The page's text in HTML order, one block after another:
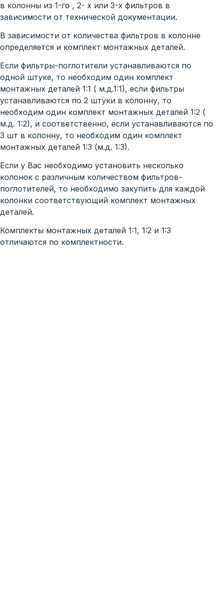
в колонны из 1-го , 2- х или 3-х фильтров в
зависимости от технической документации.
В зависимости от количества фильтров в колонне
определяется и комплект монтажных деталей.
Если фильтры-поглотители устанавливаются по
одной штуке, то необходим один комплект
монтажных деталей 1:1 ( м.д.1:1), если фильтры
устанавливаются по 2 штуки в колонну, то
необходим один комплект монтажных деталей 1:2 (
м.д. 1:2), и соответственно, если устанавливаются по
3 шт в колонну, то необходим один комплект
монтажных деталей 1:3 (м.д. 1:3).
Если у Вас необходимо установить несколько
колонок с различным количеством фильтров-
поглотителей, то необходимо закупить для каждой
колонки соответствующий комплект монтажных
деталей.
Комплекты монтажных деталей 1:1, 1:2 и 1:3
отличаются по комплектности.